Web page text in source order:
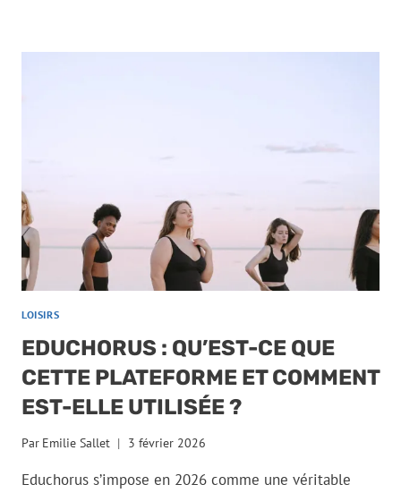
LOISIRS
EDUCHORUS : QU’EST-CE QUE
CETTE PLATEFORME ET COMMENT
EST-ELLE UTILISÉE ?
Par Emilie Sallet 3 février 2026
Educhorus s’impose en 2026 comme une véritable